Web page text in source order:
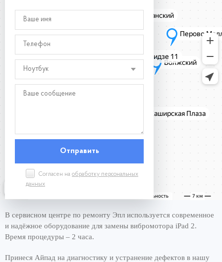
Ноутбук
Согласен на обработку персональных
данных
В сервисном центре по ремонту Эпл используется современное
и надёжное оборудование для замены вибромотора iPad 2.
Время процедуры – 2 часа.
Принеся Айпад на диагностику и устранение дефектов в нашу